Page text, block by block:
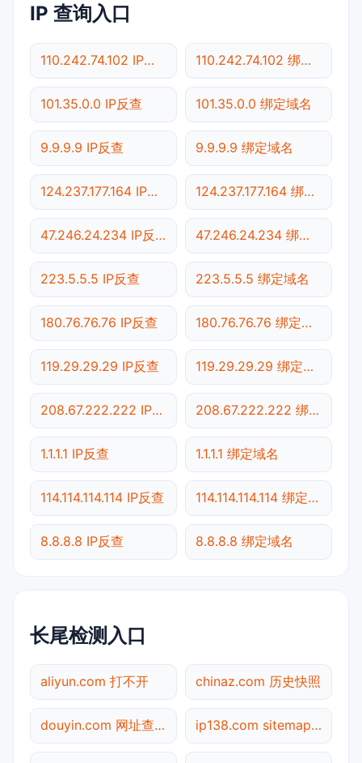
IP 查询入口
110.242.74.102 IP反查 110.242.74.102 绑定域名
101.35.0.0 IP反查 101.35.0.0 绑定域名
9.9.9.9 IP反查 9.9.9.9 绑定域名
124.237.177.164 IP反查 124.237.177.164 绑定域名
47.246.24.234 IP反查 47.246.24.234 绑定域名
223.5.5.5 IP反查 223.5.5.5 绑定域名
180.76.76.76 IP反查 180.76.76.76 绑定域名
119.29.29.29 IP反查 119.29.29.29 绑定域名
208.67.222.222 IP反查 208.67.222.222 绑定域名
1.1.1.1 IP反查 1.1.1.1 绑定域名
114.114.114.114 IP反查 114.114.114.114 绑定域名
8.8.8.8 IP反查 8.8.8.8 绑定域名
长尾检测入口
aliyun.com 打不开 chinaz.com 历史快照
douyin.com 网址查询 ip138.com sitemap.xml检测